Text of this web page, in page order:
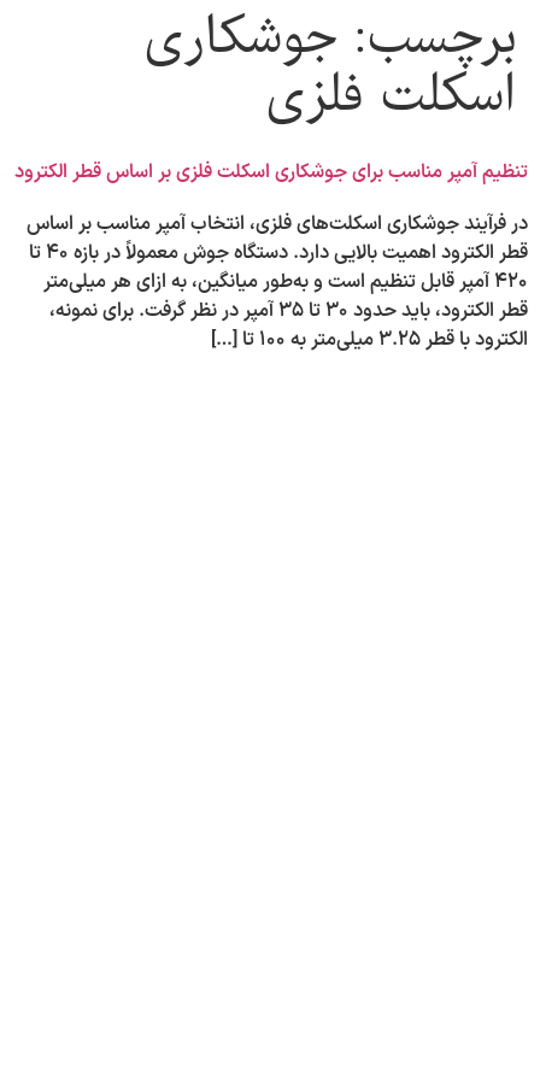
برچسب: جوشکاری
اسکلت فلزی
تنظیم آمپر مناسب برای جوشکاری اسکلت فلزی بر اساس قطر الکترود
در فرآیند جوشکاری اسکلت‌های فلزی، انتخاب آمپر مناسب بر اساس
قطر الکترود اهمیت بالایی دارد. دستگاه جوش معمولاً در بازه ۴۰ تا
۴۲۰ آمپر قابل تنظیم است و به‌طور میانگین، به ازای هر میلی‌متر
قطر الکترود، باید حدود ۳۰ تا ۳۵ آمپر در نظر گرفت. برای نمونه،
الکترود با قطر ۳.۲۵ میلی‌متر به ۱۰۰ تا […]